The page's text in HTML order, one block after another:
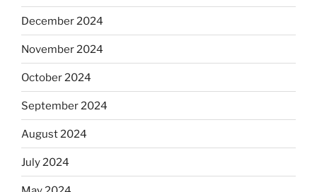
December 2024
November 2024
October 2024
September 2024
August 2024
July 2024